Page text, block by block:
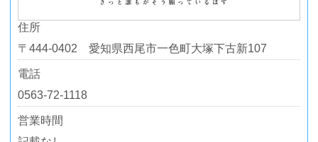
住所
〒444-0402 愛知県西尾市一色町大塚下古新107
電話
0563-72-1118
営業時間